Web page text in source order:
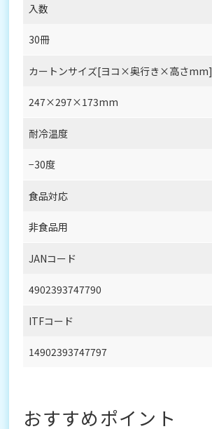
入数
30冊
カートンサイズ[ヨコ×奥行き×高さmm]
247×297×173mm
耐冷温度
−30度
食品対応
非食品用
JANコード
4902393747790
ITFコード
14902393747797
おすすめポイント